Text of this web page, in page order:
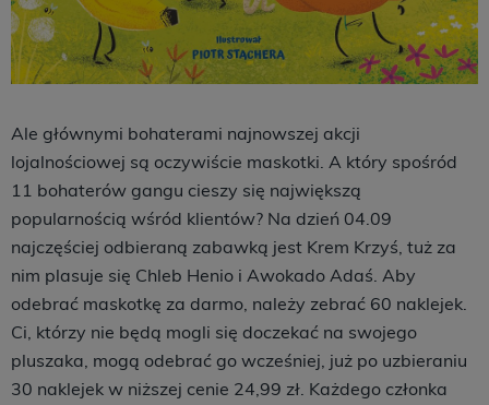
Ale głównymi bohaterami najnowszej akcji
lojalnościowej są oczywiście maskotki. A który spośród
11 bohaterów gangu cieszy się największą
popularnością wśród klientów? Na dzień 04.09
najczęściej odbieraną zabawką jest Krem Krzyś, tuż za
nim plasuje się Chleb Henio i Awokado Adaś. Aby
odebrać maskotkę za darmo, należy zebrać 60 naklejek.
Ci, którzy nie będą mogli się doczekać na swojego
pluszaka, mogą odebrać go wcześniej, już po uzbieraniu
30 naklejek w niższej cenie 24,99 zł. Każdego członka